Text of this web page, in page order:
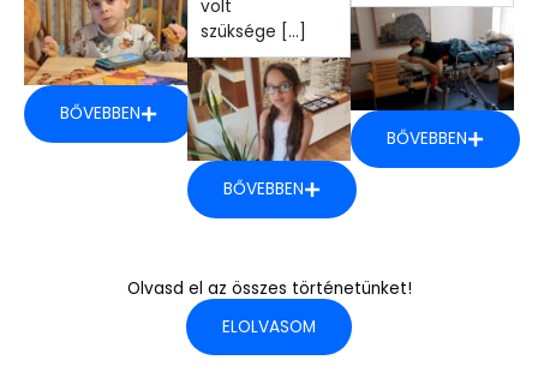
BŐVEBBEN
volt
szüksége [...]
BŐVEBBEN
BŐVEBBEN
Olvasd el az összes történetünket!
ELOLVASOM